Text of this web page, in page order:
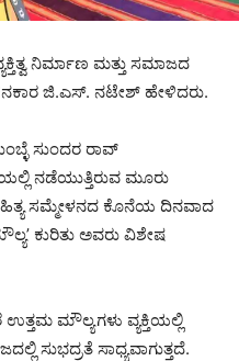
ನಿರ್ಮಾಣ ಮತ್ತು ಸಮಾಜದ
ಜಿ.ಎಸ್. ನಟೇಶ್ ಹೇಳಿದರು.
ಸುಂದರ ರಾವ್
ನಡೆಯುತ್ತಿರುವ ಮೂರು
ಸಮ್ಮೇಳನದ ಕೊನೆಯ ದಿನವಾದ
ಕುರಿತು ಅವರು ವಿಶೇಷ
ಉತ್ತಮ ಮೌಲ್ಯಗಳು ವ್ಯಕ್ತಿಯಲ್ಲಿ
ಸುಭದ್ರತೆ ಸಾಧ್ಯವಾಗುತ್ತದೆ.